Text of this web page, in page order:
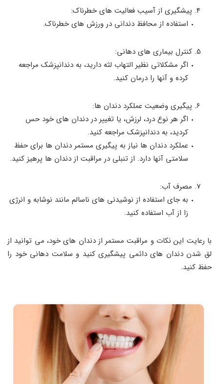
پیشگیری از آسیب فعالیت‌ های خطرناک:
استفاده از محافظ دندانی در ورزش‌ های خطرناک.
کنترل بیماری‌ های دهانی:
اگر مشکلاتی نظیر التهاب لثه دارید، به دندانپزشک مراجعه
کرده و آنها را درمان کنید.
پیگیری وضعیت عملکرد دندان‌ ها:
اگر هر نوع درد، لرزش، یا تغییر در دندان‌ های خود حس
کردید، به دندانپزشک مراجعه کنید.
عملکرد دندان ها نیاز به پیگیری مستمر دندان‌ ها برای حفظ
سلامتی آنها دارد. از تنبلی در مراقبت از دندان‌ ها پرهیز کنید.
مصرف آب:
به جای استفاده از نوشیدنی های ناسالم مانند نوشابه و انرژی
زا از آب استفاده کنید.
با رعایت این نکات و مراقبت مستمر از دندان‌ های خود، می‌ توانید از
لق شدن دندان‌ های دائمی پیشگیری کنید و سلامت دهانی خود را
حفظ کنید.